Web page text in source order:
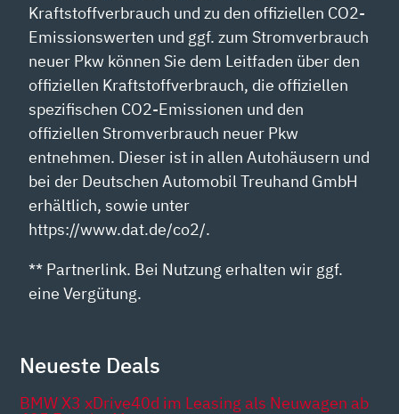
Kraftstoffverbrauch und zu den offiziellen CO2-
Emissionswerten und ggf. zum Stromverbrauch
neuer Pkw können Sie dem Leitfaden über den
offiziellen Kraftstoffverbrauch, die offiziellen
spezifischen CO2-Emissionen und den
offiziellen Stromverbrauch neuer Pkw
entnehmen. Dieser ist in allen Autohäusern und
bei der Deutschen Automobil Treuhand GmbH
erhältlich, sowie unter
https://www.dat.de/co2/.
** Partnerlink. Bei Nutzung erhalten wir ggf.
eine Vergütung.
Neueste Deals
BMW X3 xDrive40d im Leasing als Neuwagen ab